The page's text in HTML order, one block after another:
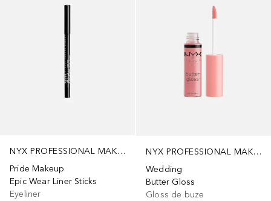
NYX PROFESSIONAL MAKEUP
Pride Makeup
Epic Wear Liner Sticks
Eyeliner
NYX PROFESSIONAL MAKEUP
Wedding
Butter Gloss
Gloss de buze